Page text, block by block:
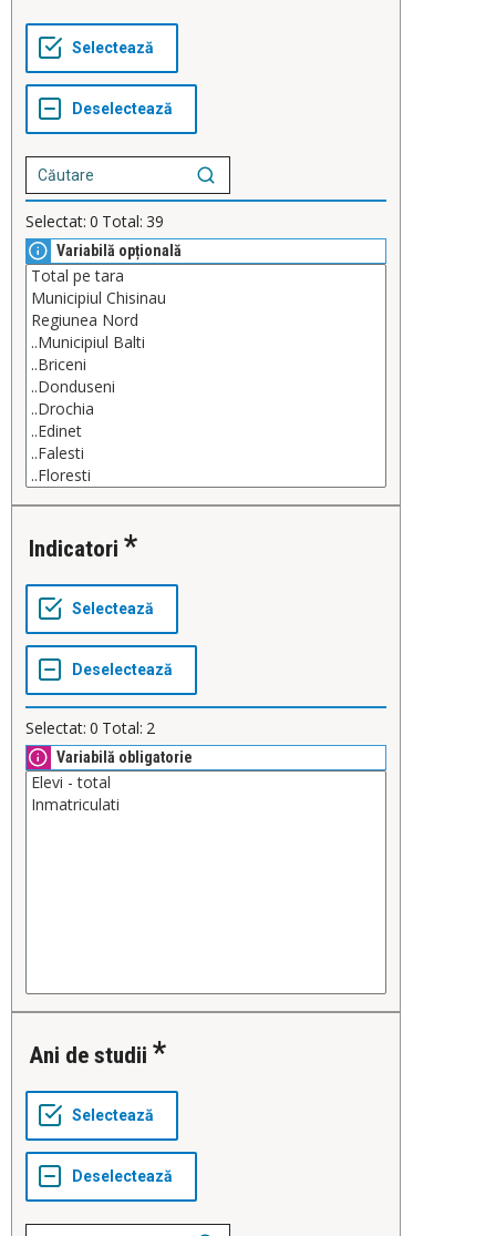
Selectat: 0 Total: 39
Variabilă opțională
Indicatori
Selectat: 0 Total: 2
Variabilă obligatorie
Ani de studii